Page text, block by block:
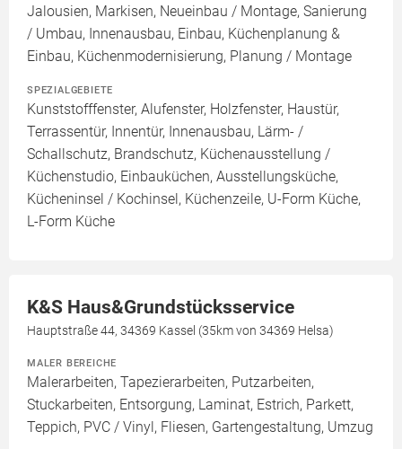
Jalousien, Markisen, Neueinbau / Montage, Sanierung
/ Umbau, Innenausbau, Einbau, Küchenplanung &
Einbau, Küchenmodernisierung, Planung / Montage
SPEZIALGEBIETE
Kunststofffenster, Alufenster, Holzfenster, Haustür,
Terrassentür, Innentür, Innenausbau, Lärm- /
Schallschutz, Brandschutz, Küchenausstellung /
Küchenstudio, Einbauküchen, Ausstellungsküche,
Kücheninsel / Kochinsel, Küchenzeile, U-Form Küche,
L-Form Küche
K&S Haus&Grundstücksservice
Hauptstraße 44, 34369 Kassel (35km von 34369 Helsa)
MALER BEREICHE
Malerarbeiten, Tapezierarbeiten, Putzarbeiten,
Stuckarbeiten, Entsorgung, Laminat, Estrich, Parkett,
Teppich, PVC / Vinyl, Fliesen, Gartengestaltung, Umzug